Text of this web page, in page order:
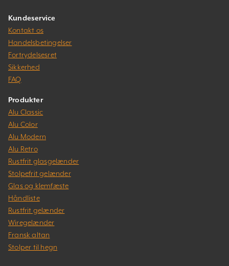
Kundeservice
Kontakt os
Handelsbetingelser
Fortrydelsesret
Sikkerhed
FAQ
Produkter
Alu Classic
Alu Color
Alu Modern
Alu Retro
Rustfrit glasgelænder
Stolpefrit gelænder
Glas og klemfæste
Håndliste
Rustfrit gelænder
Wiregelænder
Fransk altan
Stolper til hegn